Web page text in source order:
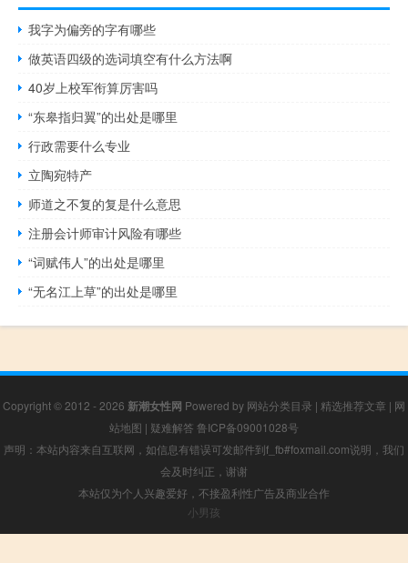
我字为偏旁的字有哪些
做英语四级的选词填空有什么方法啊
40岁上校军衔算厉害吗
“东皋指归翼”的出处是哪里
行政需要什么专业
立陶宛特产
师道之不复的复是什么意思
注册会计师审计风险有哪些
“词赋伟人”的出处是哪里
“无名江上草”的出处是哪里
Copyright © 2012 - 2026 新潮女性网 Powered by 网站分类目录 | 精选推荐文章 | 网
站地图 | 疑难解答 鲁ICP备09001028号
声明：本站内容来自互联网，如信息有错误可发邮件到f_fb#foxmail.com说明，我们
会及时纠正，谢谢
本站仅为个人兴趣爱好，不接盈利性广告及商业合作
小男孩